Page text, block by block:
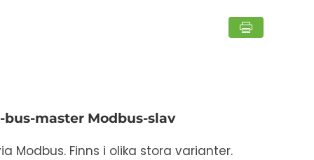
master Modbus-slav
Modbus. Finns i olika stora varianter.